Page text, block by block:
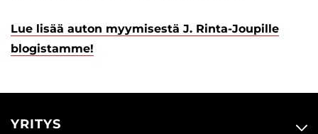
Lue lisää auton myymisestä J. Rinta-Joupille
blogistamme!
YRITYS